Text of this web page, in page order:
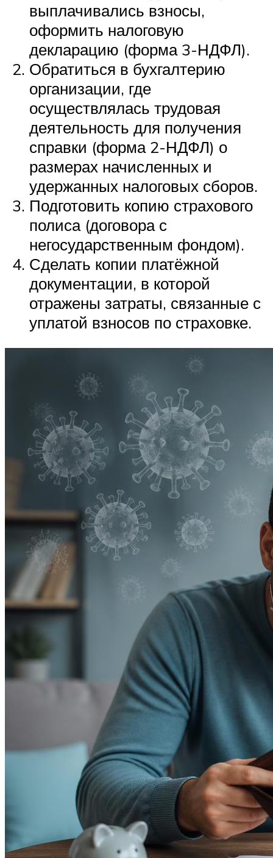
выплачивались взносы,
оформить налоговую
декларацию (форма 3-НДФЛ).
Обратиться в бухгалтерию
организации, где
осуществлялась трудовая
деятельность для получения
справки (форма 2-НДФЛ) о
размерах начисленных и
удержанных налоговых сборов.
Подготовить копию страхового
полиса (договора с
негосударственным фондом).
Сделать копии платёжной
документации, в которой
отражены затраты, связанные с
уплатой взносов по страховке.